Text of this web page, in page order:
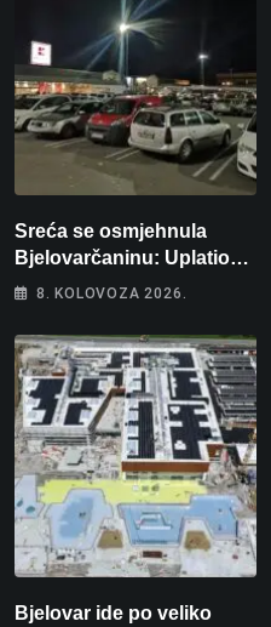
Sreća se osmjehnula
Bjelovarčaninu: Uplatio
samo 4 eura, a osvojio
8. KOLOVOZA 2026.
Bjelovar ide po veliko